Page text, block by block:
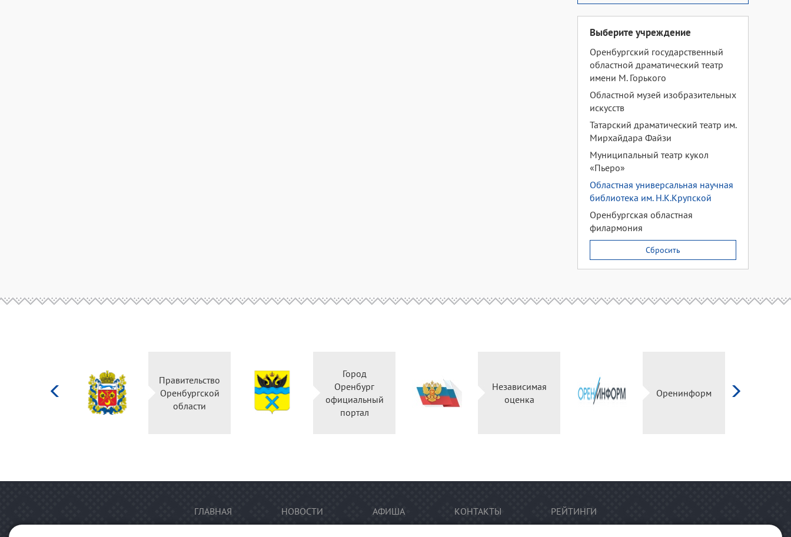
Выберите учреждение
Оренбургский государственный
областной драматический театр
имени М. Горького
Областной музей изобразительных
искусств
Татарский драматический театр им.
Мирхайдара Файзи
Муниципальный театр кукол
«Пьеро»
Областная универсальная научная
библиотека им. Н.К.Крупской
Оренбургская областная
филармония
Сбросить
Правительство
Оренбургской
области
Город
Оренбург
официальный
портал
Независимая
оценка
Оренинформ
ГЛАВНАЯ НОВОСТИ АФИША КОНТАКТЫ РЕЙТИНГИ